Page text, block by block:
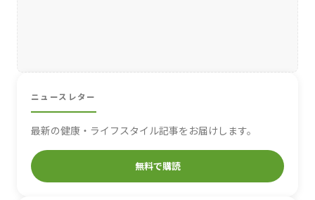
ニュースレター
最新の健康・ライフスタイル記事をお届けします。
無料で購読